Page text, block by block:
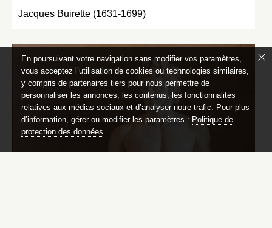
Jacques Buirette (1631-1699)
En poursuivant votre navigation sans modifier vos paramètres,
vous acceptez l’utilisation de cookies ou technologies similaires,
y compris de partenaires tiers pour nous permettre de
personnaliser les annonces, les contenus, les fonctionnalités
relatives aux médias sociaux et d’analyser notre trafic. Pour plus
d’information, gérer ou modifier les paramètres : Politique de
protection des données